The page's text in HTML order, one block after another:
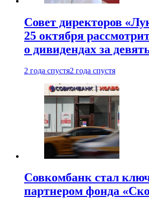
Совет директоров
25 октября
о дивидендах за
2 года спустя2 года спустя
Совкомбанк стал
партнером фонда